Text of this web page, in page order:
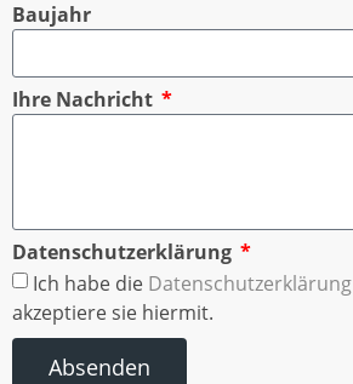
Baujahr
Ihre Nachricht
Datenschutzerklärung
Ich habe die Datenschutzerklärung
akzeptiere sie hiermit.
Absenden